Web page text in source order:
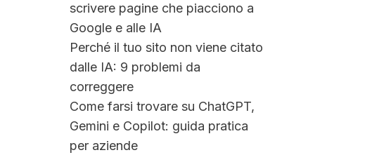
scrivere pagine che piacciono a
Google e alle IA
Perché il tuo sito non viene citato
dalle IA: 9 problemi da
correggere
Come farsi trovare su ChatGPT,
Gemini e Copilot: guida pratica
per aziende